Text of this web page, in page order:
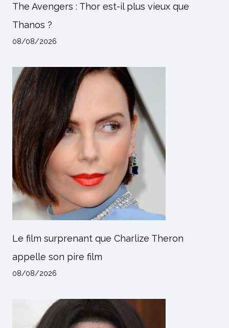
The Avengers : Thor est-il plus vieux que
Thanos ?
08/08/2026
Le film surprenant que Charlize Theron
appelle son pire film
08/08/2026